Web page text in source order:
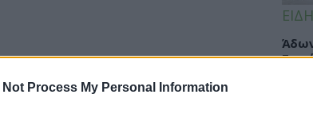
Not Process My Personal Information